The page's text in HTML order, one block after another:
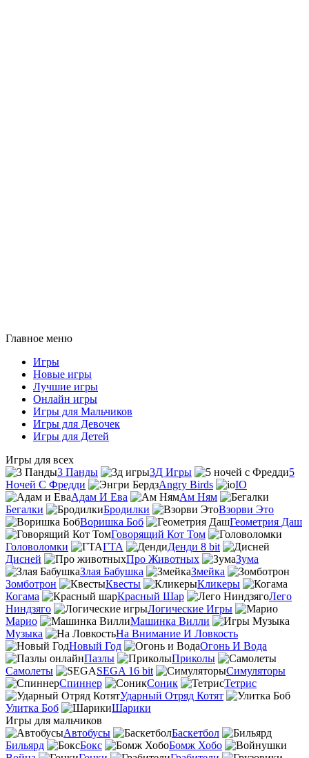
Главное меню
Игры
Новые игры
Лучшие игры
Онлайн игры
Игры для Мальчиков
Игры для Девочек
Игры для Детей
Игры для всех
3 Панды
3Д Игры
5
Ночей С Фредди
Angry Birds
IO
Адам И Ева
Ам Ням
Бегалки
Бродилки
Взорви Это
Воришка Боб
Геометрия Даш
Говорящий Кот Том
Головоломки
ГТА
Денди 8 bit
Дисней
Про Животных
Зума
Злая Бабушка
Змейка
Зомботрон
Квесты
Кликеры
Когама
Красный Шар
Лего
Ниндзяго
Логические Игры
Марио
Машинка Вилли
Музыка
На Внимание И Ловкость
Новый Год
Огонь И Вода
Пазлы
Приколы
Самолеты
SEGA 16 bit
Симуляторы
Спиннер
Соник
Тетрис
Ударный Отряд Котят
Улитка Боб
Шарики
Игры для мальчиков
Автобусы
Баскетбол
Бильярд
Бокс
Бомж Хобо